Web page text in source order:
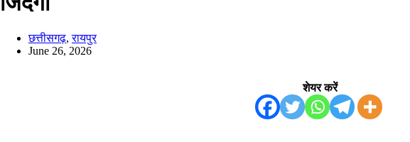
छत्तीसगढ़,रायपुर
June 26, 2026
शेयर करें